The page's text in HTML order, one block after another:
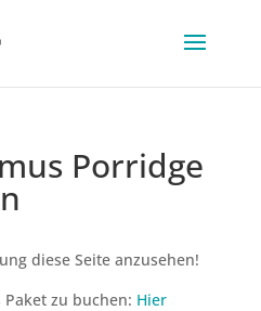
Porridge
diese Seite anzusehen!
zu buchen: Hier